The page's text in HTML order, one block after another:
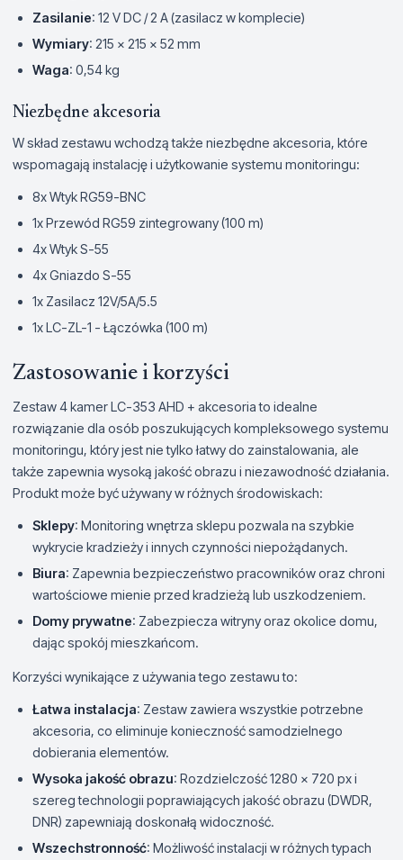
Zasilanie: 12 V DC / 2 A (zasilacz w komplecie)
Wymiary: 215 x 215 x 52 mm
Waga: 0,54 kg
Niezbędne akcesoria
W skład zestawu wchodzą także niezbędne akcesoria, które
wspomagają instalację i użytkowanie systemu monitoringu:
8x Wtyk RG59-BNC
1x Przewód RG59 zintegrowany (100 m)
4x Wtyk S-55
4x Gniazdo S-55
1x Zasilacz 12V/5A/5.5
1x LC-ZL-1 - Łączówka (100 m)
Zastosowanie i korzyści
Zestaw 4 kamer LC-353 AHD + akcesoria to idealne
rozwiązanie dla osób poszukujących kompleksowego systemu
monitoringu, który jest nie tylko łatwy do zainstalowania, ale
także zapewnia wysoką jakość obrazu i niezawodność działania.
Produkt może być używany w różnych środowiskach:
Sklepy: Monitoring wnętrza sklepu pozwala na szybkie
wykrycie kradzieży i innych czynności niepożądanych.
Biura: Zapewnia bezpieczeństwo pracowników oraz chroni
wartościowe mienie przed kradzieżą lub uszkodzeniem.
Domy prywatne: Zabezpiecza witryny oraz okolice domu,
dając spokój mieszkańcom.
Korzyści wynikające z używania tego zestawu to:
Łatwa instalacja: Zestaw zawiera wszystkie potrzebne
akcesoria, co eliminuje konieczność samodzielnego
dobierania elementów.
Wysoka jakość obrazu: Rozdzielczość 1280 x 720 px i
szereg technologii poprawiających jakość obrazu (DWDR,
DNR) zapewniają doskonałą widoczność.
Wszechstronność: Możliwość instalacji w różnych typach